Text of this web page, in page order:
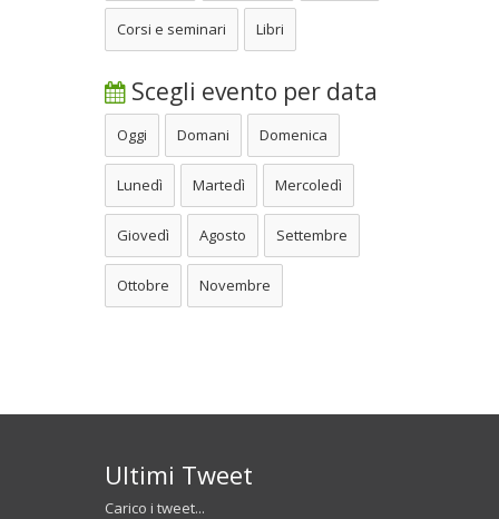
Corsi e seminari Libri
Scegli evento per data
Oggi Domani Domenica
Lunedì Martedì Mercoledì
Giovedì Agosto Settembre
Ottobre Novembre
Ultimi Tweet
Carico i tweet...